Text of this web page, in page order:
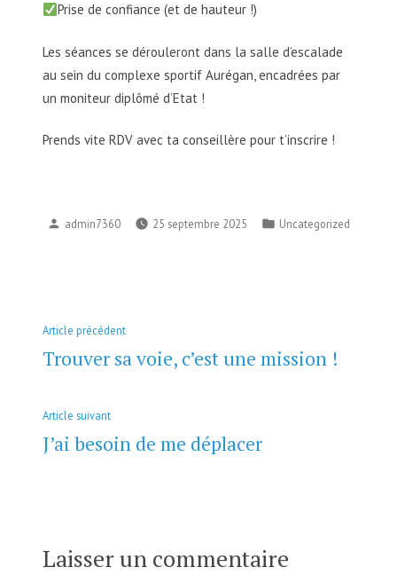
Prise de confiance (et de hauteur !)
Les séances se dérouleront dans la salle d’escalade
au sein du complexe sportif Aurégan, encadrées par
un moniteur diplômé d’Etat !
Prends vite RDV avec ta conseillère pour t’inscrire !
Publié
admin7360 25 septembre 2025
Publié
Uncategorized
Navigation
de
Article précédentArticle
précédent :
Trouver sa voie, c’est une mission !
Article suivantArticle
suivant
J’ai besoin de me déplacer
Laisser un commentaire